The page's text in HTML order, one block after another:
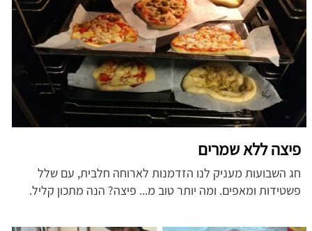
פיצה ללא שמרים
חג השבועות מעניק לנו הזדמנות לארוחה חלבית, עם שלל
פשטידות ומאפים. ומה יותר טוב מ... פיצה? הנה מתכון קליל.